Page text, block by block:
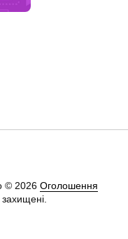
© 2026 Оголошення